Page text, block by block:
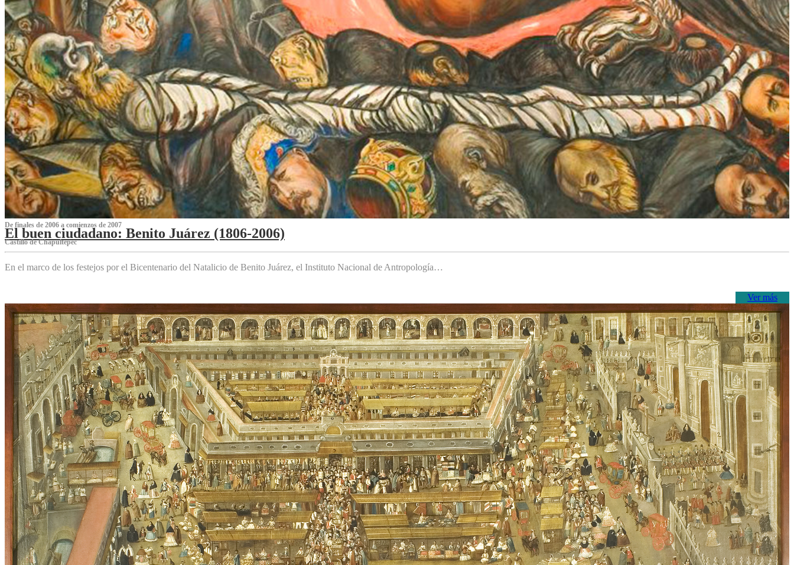
De finales de 2006 a comienzos de 2007
El buen ciudadano: Benito Juárez (1806-2006)
Castillo de Chapultepec
En el marco de los festejos por el Bicentenario del Natalicio de Benito Juárez, el Instituto Nacional de Antropología…
Ver más